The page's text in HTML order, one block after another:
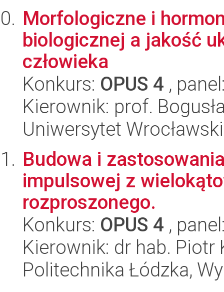
Morfologiczne i
biologicznej a jakość
człowieka
Konkurs: OPUS 4 ,
Kierownik: prof.
Uniwersytet
Budowa i
impulsowej z
rozproszonego.
Konkurs: OPUS 4 ,
Kierownik: dr hab. Piotr
Politechnika Łódzka,